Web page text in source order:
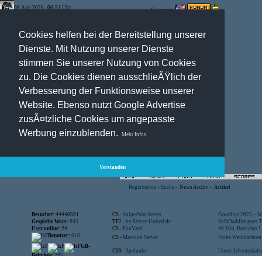
Cookies helfen bei der Bereitstellung unserer
Dienste. Mit Nutzung unserer Dienste
stimmen Sie unserer Nutzung von Cookies
zu. Die Cookies dienen ausschlieÃŸlich der
Verbesserung der Funktionsweise unserer
Website. Ebenso nutzt Google Advertise
zusÃ¤tzliche Cookies um angepasste
Werbung einzublenden.
Mehr Infos
Verstanden
08.Aug.2026 , 06:51 Uhr Optionen:
Registration - Suche - News Archiv - Artikel
Besucher: 44440591 CS - SniperWar Server
Goodbye 2025 –
Gespielte Wars: 803 TF2 - by Server-United.de
SofaDaddler goes
User online: 24 CS - FunYard
40 Mio. Beuscher
Benutzer: 618 CS - Mansion Server
Frohe
GB-
CSS - Spelunke Unser